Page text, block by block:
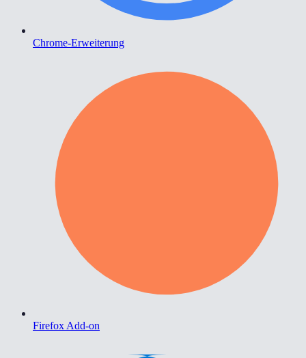
Chrome-Erweiterung
Firefox Add-on